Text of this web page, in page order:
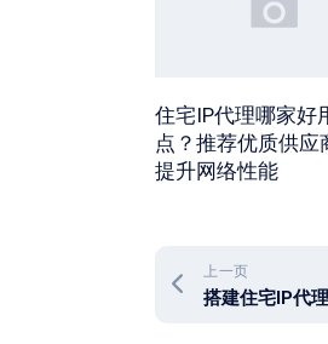
住宅IP代理哪家好
点？推荐优质供应
提升网络性能
上一页